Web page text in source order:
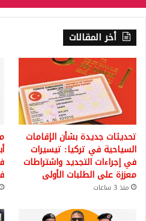
أخر المقالات
تحديثات جديدة بشأن الإقامات
السياحية في تركيا: تيسيرات
في إجراءات التجديد واشتراطات
معززة على الطلبات الأولى
منذ 3 ساعات